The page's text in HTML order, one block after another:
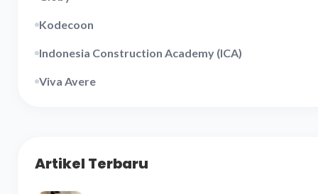
Kodecoon
Indonesia Construction Academy (ICA)
Viva Avere
Artikel Terbaru